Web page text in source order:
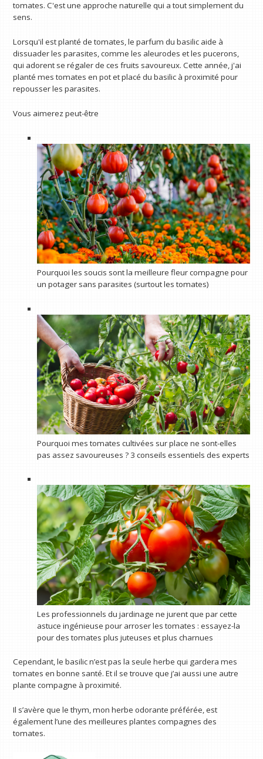
tomates. C'est une approche naturelle qui a tout simplement du
sens.
Lorsqu'il est planté de tomates, le parfum du basilic aide à
dissuader les parasites, comme les aleurodes et les pucerons,
qui adorent se régaler de ces fruits savoureux. Cette année, j'ai
planté mes tomates en pot et placé du basilic à proximité pour
repousser les parasites.
Vous aimerez peut-être
Pourquoi les soucis sont la meilleure fleur compagne pour
un potager sans parasites (surtout les tomates)
Pourquoi mes tomates cultivées sur place ne sont-elles
pas assez savoureuses ? 3 conseils essentiels des experts
Les professionnels du jardinage ne jurent que par cette
astuce ingénieuse pour arroser les tomates : essayez-la
pour des tomates plus juteuses et plus charnues
Cependant, le basilic n’est pas la seule herbe qui gardera mes
tomates en bonne santé. Et il se trouve que j’ai aussi une autre
plante compagne à proximité.
Il s’avère que le thym, mon herbe odorante préférée, est
également l’une des meilleures plantes compagnes des
tomates.